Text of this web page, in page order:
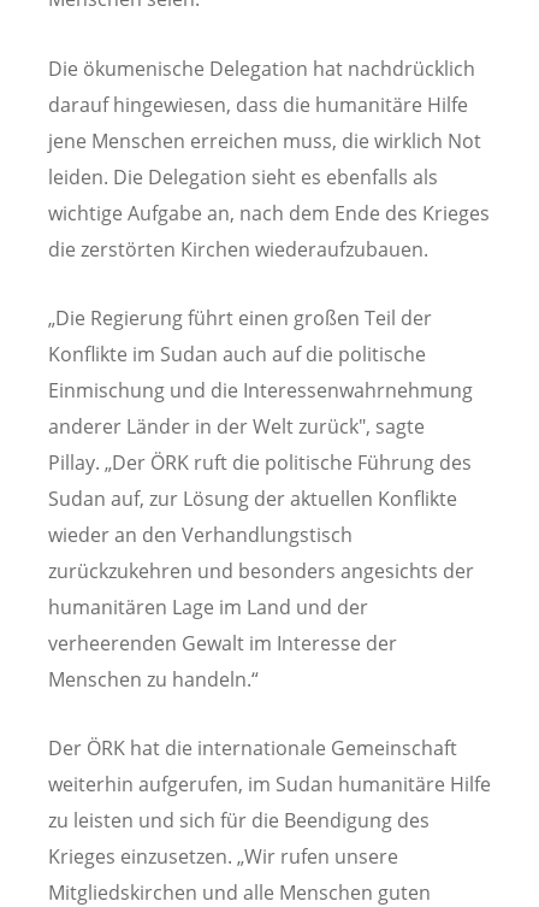
Die ökumenische Delegation hat nachdrücklich
darauf hingewiesen, dass die humanitäre Hilfe
jene Menschen erreichen muss, die wirklich Not
leiden. Die Delegation sieht es ebenfalls als
wichtige Aufgabe an, nach dem Ende des Krieges
die zerstörten Kirchen wiederaufzubauen.
„Die Regierung führt einen großen Teil der
Konflikte im Sudan auch auf die politische
Einmischung und die Interessenwahrnehmung
anderer Länder in der Welt zurück", sagte
Pillay. „Der ÖRK ruft die politische Führung des
Sudan auf, zur Lösung der aktuellen Konflikte
wieder an den Verhandlungstisch
zurückzukehren und besonders angesichts der
humanitären Lage im Land und der
verheerenden Gewalt im Interesse der
Menschen zu handeln.“
Der ÖRK hat die internationale Gemeinschaft
weiterhin aufgerufen, im Sudan humanitäre Hilfe
zu leisten und sich für die Beendigung des
Krieges einzusetzen. „Wir rufen unsere
Mitgliedskirchen und alle Menschen guten